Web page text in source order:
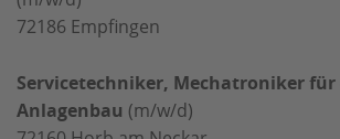
72186 Empfingen
Servicetechniker, Mechatroniker für
Anlagenbau (m/w/d)